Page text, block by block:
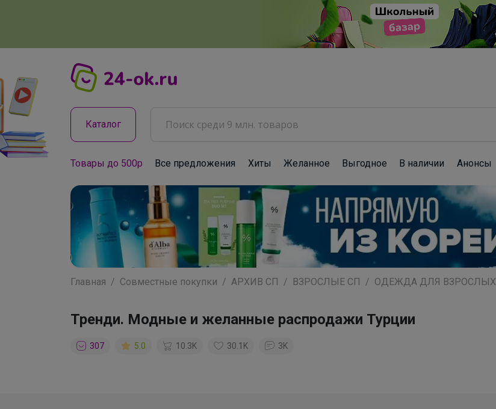
Каталог
Товары до 500р Все предложения Хиты Желанное Выгодное В наличии Анонсы
Главная Совместные покупки АРХИВ СП ВЗРОСЛЫЕ СП ОДЕЖДА ДЛЯ ВЗРОСЛЫХ
Тренди. Модные и желанные распродажи Турции
307 5.0 10.3K 30.1K 3K